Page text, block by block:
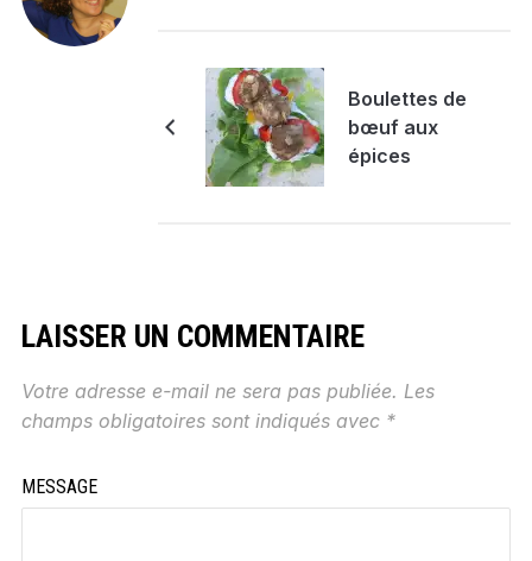
Boulettes de
bœuf aux
épices
LAISSER UN COMMENTAIRE
Votre adresse e-mail ne sera pas publiée. Les
champs obligatoires sont indiqués avec *
MESSAGE